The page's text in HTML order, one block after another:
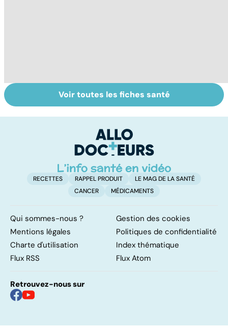
HPV : tout savoir
sur les
Grand froid : nos
conseils
Voir toutes les fiches santé
RECETTES RAPPEL PRODUIT
LE MAG DE LA SANTÉ
CANCER
MÉDICAMENTS
Qui sommes-nous ?
Gestion des cookies
Mentions légales
Politiques de confidentialité
Charte d'utilisation
Index thématique
Flux RSS
Flux Atom
Retrouvez-nous sur